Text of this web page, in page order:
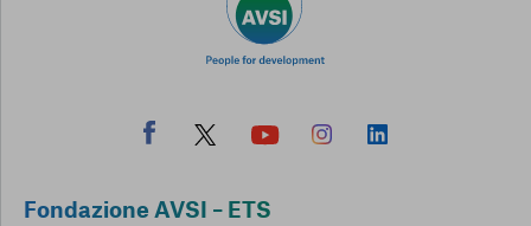
Fondazione AVSI – ETS